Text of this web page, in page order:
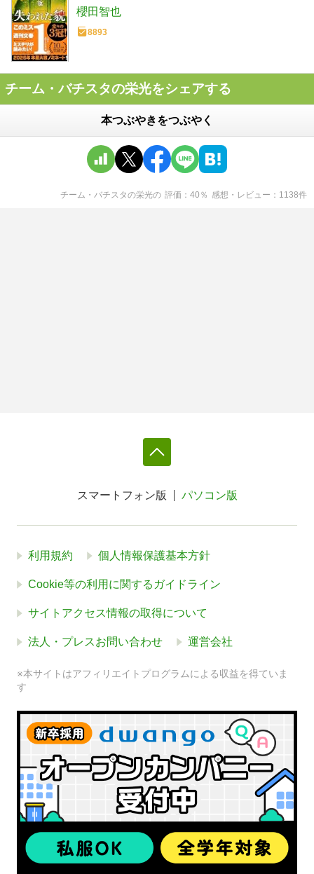
櫻田智也
8893
チーム・バチスタの栄光をシェアする
本つぶやきをつぶやく
チーム・バチスタの栄光の 評価 40 ％ 感想・レビュー 1138件
スマートフォン版 パソコン版
利用規約 個人情報保護基本方針
Cookie等の利用に関するガイドライン
サイトアクセス情報の取得について
法人・プレスお問い合わせ 運営会社
※本サイトはアフィリエイトプログラムによる収益を得ていま
す